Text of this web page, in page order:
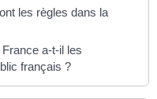
les règles dans la
a-t-il les
français ?